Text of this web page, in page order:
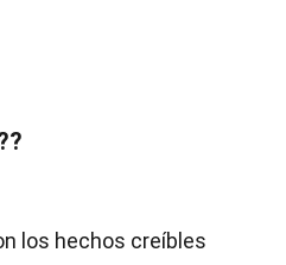
los hechos creíbles